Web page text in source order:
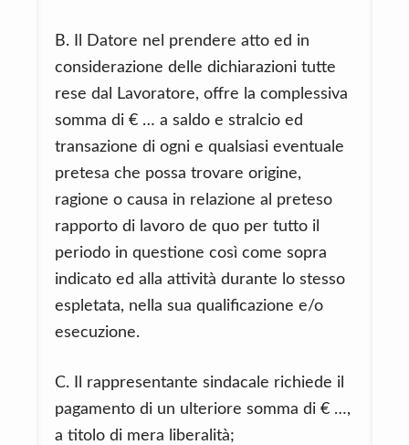
B. Il Datore nel prendere atto ed in
considerazione delle dichiarazioni tutte
rese dal Lavoratore, offre la complessiva
somma di € … a saldo e stralcio ed
transazione di ogni e qualsiasi eventuale
pretesa che possa trovare origine,
ragione o causa in relazione al preteso
rapporto di lavoro de quo per tutto il
periodo in questione così come sopra
indicato ed alla attività durante lo stesso
espletata, nella sua qualificazione e/o
esecuzione.
C. Il rappresentante sindacale richiede il
pagamento di un ulteriore somma di € …,
a titolo di mera liberalità;